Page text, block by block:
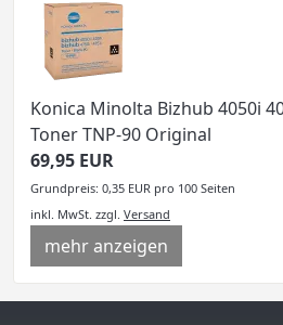
Konica Minolta Bizhub 4050i
Toner TNP-90 Original
69,95 EUR
Grundpreis: 0,35 EUR pro 100 Seiten
inkl. MwSt. zzgl. Versand
mehr anzeigen